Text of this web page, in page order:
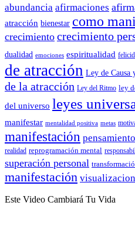
abundancia afirmaciones
atracción bienestar como
crecimiento crecimiento
dualidad emociones espiritualidad
de atracción Ley de Causa
de la atracción Ley del Ritmo ley
del universo leyes
manifestar mentalidad positiva metas
manifestación
realidad reprogramación mental
superación personal
manifestación visualizacion
Este Video Cambiará Tu Vida